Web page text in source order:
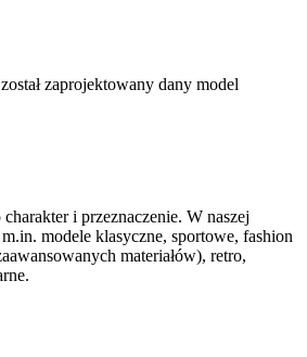
zaprojektowany dany model
i przeznaczenie. W naszej
modele klasyczne, sportowe, fashion
materiałów), retro,